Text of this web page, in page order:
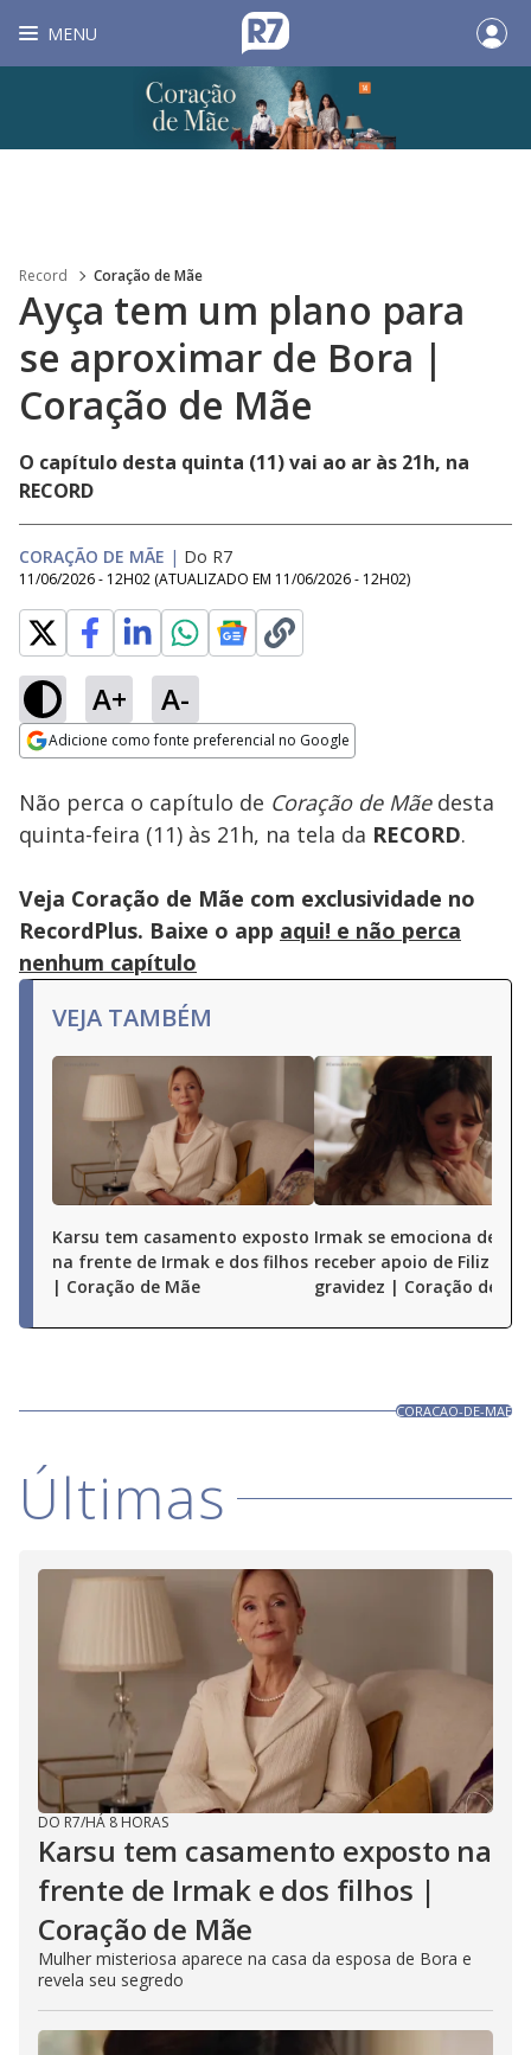
MENU
Record Coração de Mãe
Ayça tem um plano para
se aproximar de Bora |
Coração de Mãe
O capítulo desta quinta (11) vai ao ar às 21h, na
RECORD
CORAÇÃO DE MÃE | Do R7
11/06/2026 - 12H02 (ATUALIZADO EM 11/06/2026 - 12H02)
A+ A-
Adicione como fonte preferencial no Google
Ativar
100.00%
Não perca o capítulo de Coração de Mãedesta
quinta-feira (11) às 21h, na tela da RECORD.
Veja Coração de Mãe com exclusividade no
RecordPlus. Baixe o app aqui! e não perca
nenhum capítulo
VEJA TAMBÉM
Karsu tem casamento exposto
na frente de Irmak e dos filhos
| Coração de Mãe
Irmak se emociona
receber apoio de Filiz em
gravidez | Coração de
CORACAO-DE-MAE
Últimas
DO R7/HÁ 8 HORAS
Karsu tem casamento exposto na
frente de Irmak e dos filhos |
Coração de Mãe
Mulher misteriosa aparece na casa da esposa de Bora e
revela seu segredo